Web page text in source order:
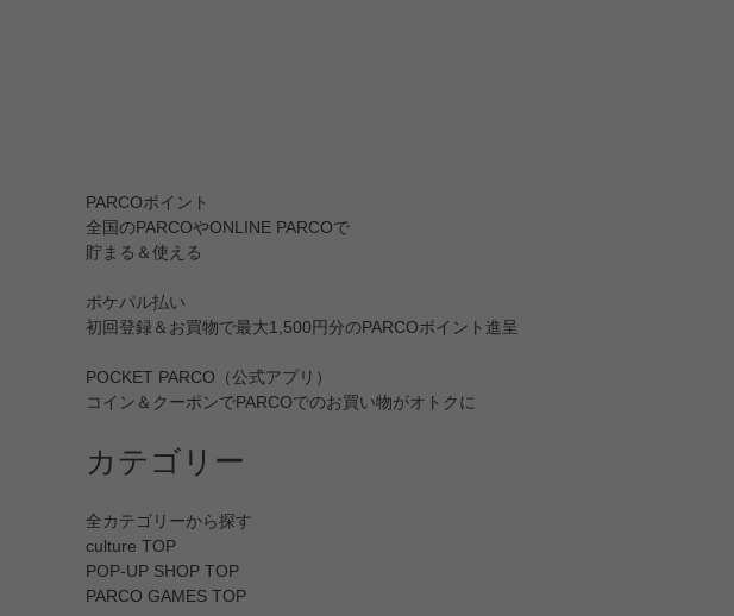
PARCOポイント
全国のPARCOやONLINE PARCOで
貯まる＆使える
ポケパル払い
初回登録＆お買物で最大1,500円分のPARCOポイント進呈
POCKET PARCO（公式アプリ）
コイン＆クーポンでPARCOでのお買い物がオトクに
カテゴリー
全カテゴリーから探す
culture TOP
POP-UP SHOP TOP
PARCO GAMES TOP